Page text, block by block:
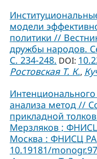
модели
политики //
дружбы народов.
C. 234-248. DOI:
Ростовская Т. К.,
анализа метод //
прикладной
Мерзляков ;
Москва : ФНИСЦ
10.19181/